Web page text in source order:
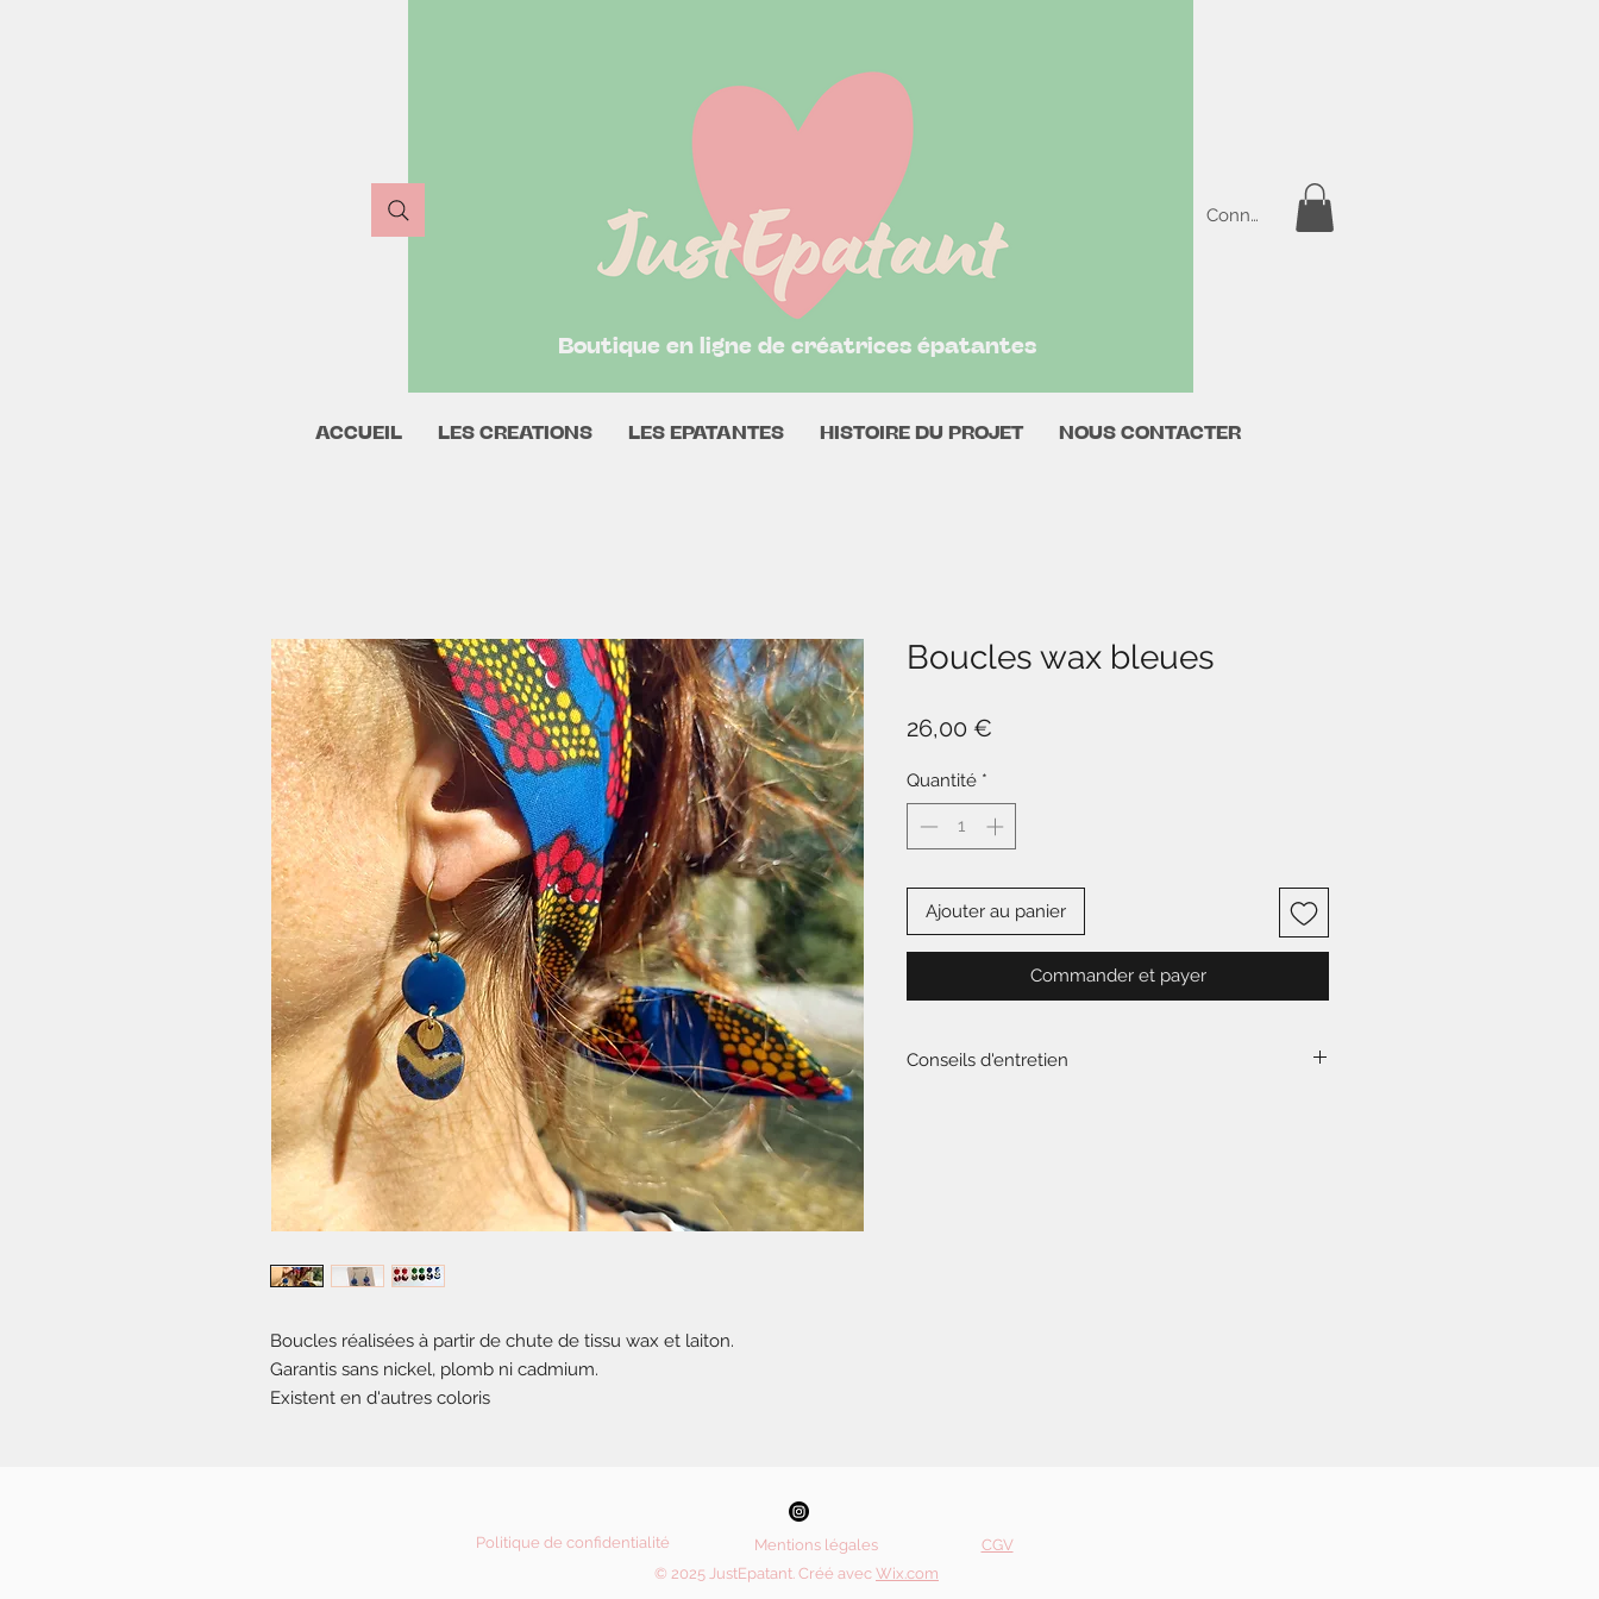
Connexion
Boutique en ligne de créatrices épatantes
ACCUEIL LES CREATIONS LES EPATANTES HISTOIRE DU PROJET NOUS CONTACTER
Boucles réalisées à partir de chute de tissu wax et laiton.
Garantis sans nickel, plomb ni cadmium.
Existent en d'autres coloris
Boucles wax bleues
26,00 €
Quantité *
Ajouter au panier
Commander et payer
Conseils d'entretien
Politique de confidentialité Mentions légales
CGV
© 2025 JustEpatant. Créé avec Wix.com